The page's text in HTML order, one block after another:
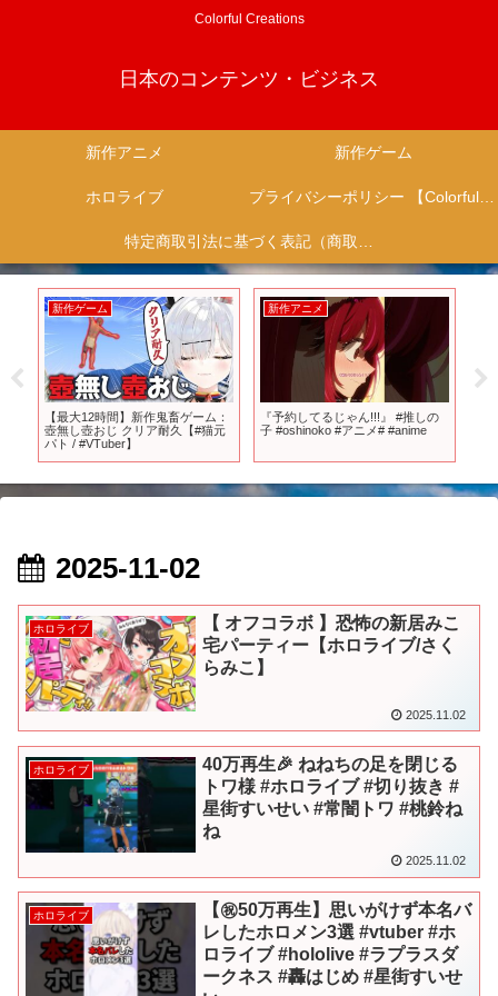
Colorful Creations
日本のコンテンツ・ビジネス
新作アニメ 新作ゲーム
ホロライブ プライバシーポリシー 【Colorful Creation】
特定商取引法に基づく表記（商取引に関する開示）
新作ゲーム
【最大12時間】新作鬼畜ゲーム：
壺無し壺おじ クリア耐久【#猫元
パト / #VTuber】
新作アニメ
『予約してるじゃん!!!』 #推しの
子 #oshinoko #アニメ# #anime
2025-11-02
ホロライブ
【 オフコラボ 】恐怖の新居みこ
宅パーティー【ホロライブ/さく
らみこ】
2025.11.02
ホロライブ
40万再生🎉 ねねちの足を閉じる
トワ様 #ホロライブ #切り抜き #
星街すいせい #常闇トワ #桃鈴ね
ね
2025.11.02
ホロライブ
【㊗️50万再生】思いがけず本名バ
レしたホロメン3選 #vtuber #ホ
ロライブ #hololive #ラプラスダ
ークネス #轟はじめ #星街すいせ